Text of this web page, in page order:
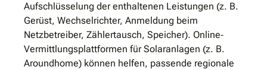
Aufschlüsselung der enthaltenen Leistungen (z. B.
Gerüst, Wechselrichter, Anmeldung beim
Netzbetreiber, Zählertausch, Speicher). Online‐
Vermittlungsplattformen für Solaranlagen (z. B.
Aroundhome) können helfen, passende regionale